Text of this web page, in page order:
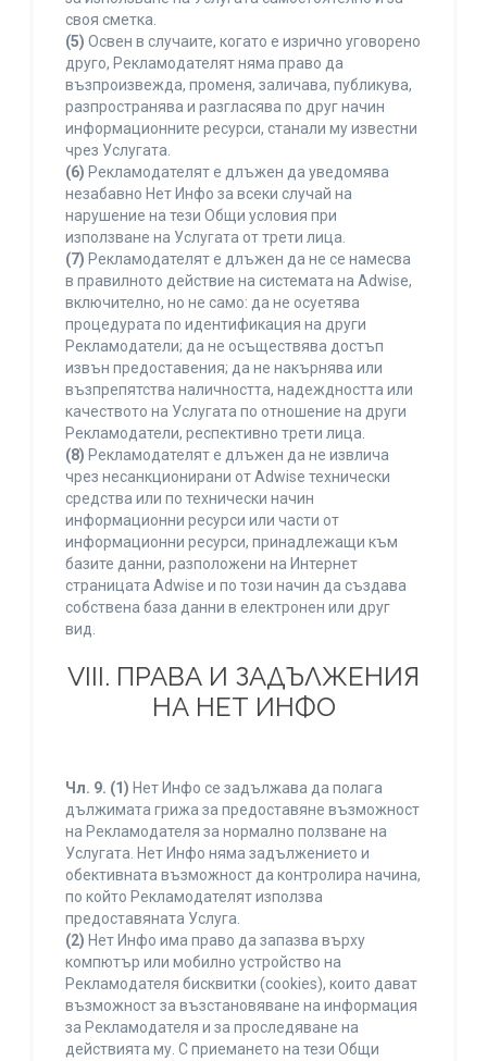
своя сметка.
(5) Освен в случаите, когато е изрично уговорено
друго, Рекламодателят няма право да
възпроизвежда, променя, заличава, публикува,
разпространява и разгласява по друг начин
информационните ресурси, станали му известни
чрез Услугата.
(6) Рекламодателят е длъжен да уведомява
незабавно Нет Инфо за всеки случай на
нарушение на тези Общи условия при
използване на Услугата от трети лица.
(7) Рекламодателят е длъжен да не се намесва
в правилното действие на системата на Adwise,
включително, но не само: да не осуетява
процедурата по идентификация на други
Рекламодатели; да не осъществява достъп
извън предоставения; да не накърнява или
възпрепятства наличността, надеждността или
качеството на Услугата по отношение на други
Рекламодатели, респективно трети лица.
(8) Рекламодателят е длъжен да не извлича
чрез несанкционирани от Adwise технически
средства или по технически начин
информационни ресурси или части от
информационни ресурси, принадлежащи към
базите данни, разположени на Интернет
страницата Adwise и по този начин да създава
собствена база данни в електронен или друг
вид.
VIII. ПРАВА И ЗАДЪЛЖЕНИЯ
НА НЕТ ИНФО
Чл. 9. (1) Нет Инфо се задължава да полага
дължимата грижа за предоставяне възможност
на Рекламодателя за нормално ползване на
Услугата. Нет Инфо няма задължението и
обективната възможност да контролира начина,
по който Рекламодателят използва
предоставяната Услуга.
(2) Нет Инфо има право да запазва върху
компютър или мобилно устройство на
Рекламодателя бисквитки (cookies), които дават
възможност за възстановяване на информация
за Рекламодателя и за проследяване на
действията му. С приемането на тези Общи